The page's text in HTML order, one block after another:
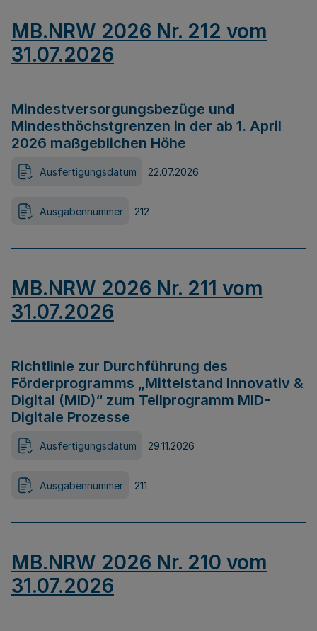
MB.NRW 2026 Nr. 212 vom
31.07.2026
Mindestversorgungsbezüge und
Mindesthöchstgrenzen in der ab 1. April
2026 maßgeblichen Höhe
Ausfertigungsdatum 22.07.2026
Ausgabennummer 212
MB.NRW 2026 Nr. 211 vom
31.07.2026
Richtlinie zur Durchführung des
Förderprogramms „Mittelstand Innovativ &
Digital (MID)“ zum Teilprogramm MID-
Digitale Prozesse
Ausfertigungsdatum 29.11.2026
Ausgabennummer 211
MB.NRW 2026 Nr. 210 vom
31.07.2026